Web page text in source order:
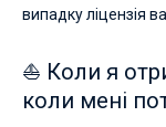
випадку ліцензія
⛵ Коли я
коли мені